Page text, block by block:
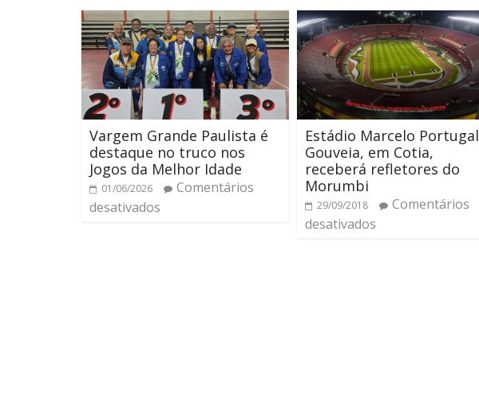
Vargem Grande Paulista é
destaque no truco nos
Jogos da Melhor Idade
01/06/2026
Comentários
desativados
Estádio Marcelo Portugal
Gouveia, em Cotia,
receberá refletores do
Morumbi
29/09/2018
Comentários
desativados